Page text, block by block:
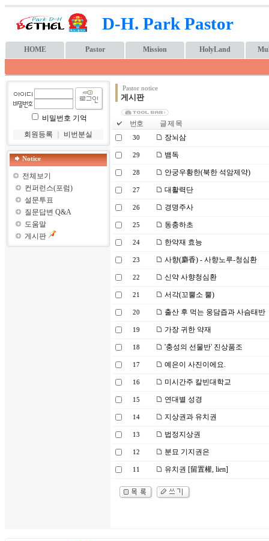
D-H. Park Pastor
HOME Pastor Mission HolyLand
비밀번호 기억
회원등록
비번분실
Notice
전체보기
컨퍼런스(포럼)
설문투표
질문답변 Q&A
도움말
게시판
Pastor notice
게시판
번호 글 제 목
30 장뇌삼
29 뱀독
28 안궁우황한(북한 석암제약)
27 대활력단
26 경명주사
25 동충하초
24 한약재 효능
23 사향(麝香) - 사향노루-청심환
22 신약 사향청심환
21 서각(꼬뿔소 뿔)
20 출산 후 먹는 웅담즙과 사슴태반
19 가장 귀한 약재
18 '충성의 선물반' 진상품조
17 예은이 사진이에요.
16 미시간주 칼빈대학교
15 연대별 성경
14 지상권과 유치권
13 법정지상권
12 분묘 기지권은
11 유치권 [留置權, lien]